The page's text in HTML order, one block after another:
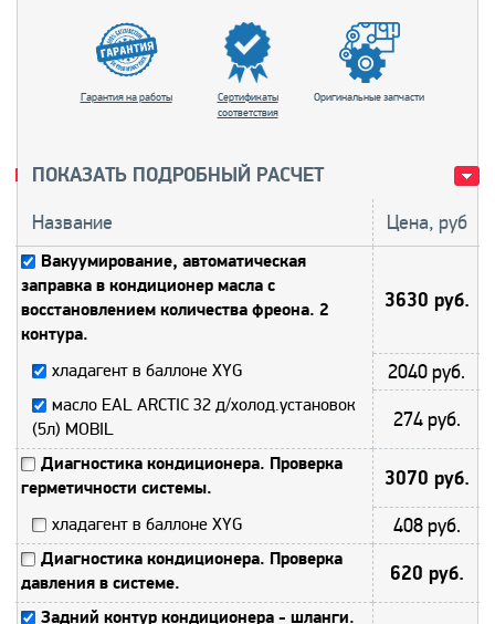
Гарантия на работы
Сертификаты
соответствия
Оригинальные запчасти
ПОКАЗАТЬ ПОДРОБНЫЙ РАСЧЕТ
Название Цена, руб
Вакуумирование, автоматическая
заправка в кондиционер масла с
восстановлением количества фреона. 2
контура.
3630 руб.
хладагент в баллоне XYG 2040 руб.
масло EAL ARCTIC 32 д/холод.установок
(5л) MOBIL
274 руб.
Диагностика кондиционера. Проверка
герметичности системы.
3070 руб.
хладагент в баллоне XYG 408 руб.
Диагностика кондиционера. Проверка
давления в системе.
620 руб.
Задний контур кондиционера - шланги.